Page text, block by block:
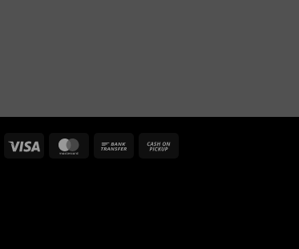
Visa MasterCardBank